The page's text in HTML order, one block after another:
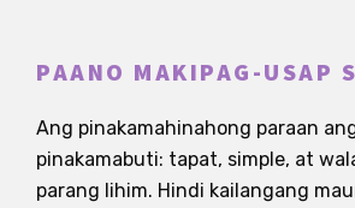
PAANO MAKIPAG-USAP
Ang pinakamahinahong paraan
pinakamabuti: tapat, simple, at
parang lihim. Hindi kailangang